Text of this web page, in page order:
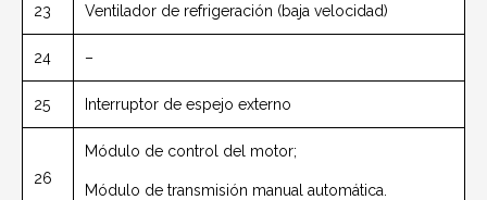
23 Ventilador de refrigeración (baja velocidad)
24 –
25 Interruptor de espejo externo
26
Módulo de control del motor;
Módulo de transmisión manual automática.